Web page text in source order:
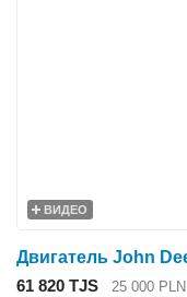
ВИДЕО
61 820 TJS 25 000 PLN